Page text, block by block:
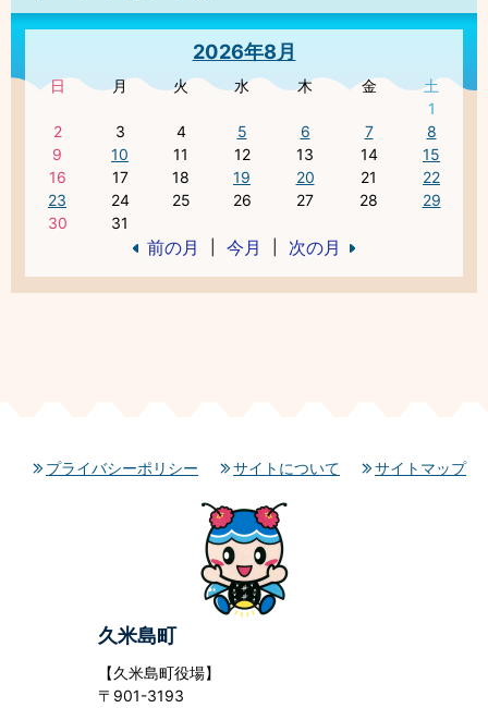
2026年8月
日 月 火 水 木 金
土
1
2
3 4 5 6 7
8
9
10 11 12 13 14
15
16
17 18 19 20 21
22
23
24 25 26 27 28
29
30
31
前の月 今月 次の月
プライバシーポリシー サイトについて サイトマップ
久米島町
【久米島町役場】
〒901-3193